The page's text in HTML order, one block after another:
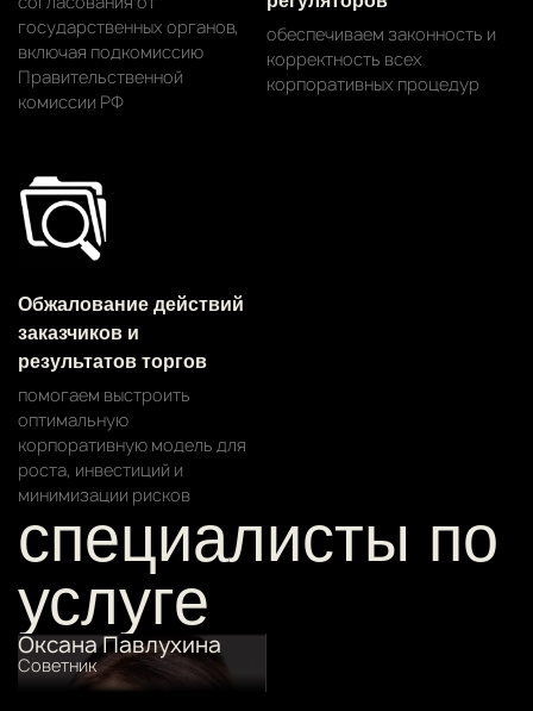
государственных органов,
включая подкомиссию
Правительственной
комиссии РФ
обеспечиваем законность и
корректность всех
корпоративных процедур
Обжалование действий
заказчиков и
результатов торгов
помогаем выстроить
оптимальную
корпоративную модель для
роста, инвестиций и
минимизации рисков
специалисты по
услуге
Оксана Павлухина
Cоветник